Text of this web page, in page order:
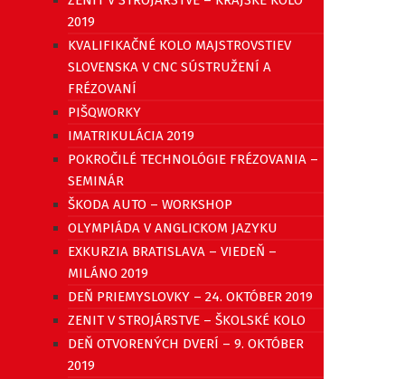
2019
KVALIFIKAČNÉ KOLO MAJSTROVSTIEV
SLOVENSKA V CNC SÚSTRUŽENÍ A
FRÉZOVANÍ
PIŠQWORKY
IMATRIKULÁCIA 2019
POKROČILÉ TECHNOLÓGIE FRÉZOVANIA –
SEMINÁR
ŠKODA AUTO – WORKSHOP
OLYMPIÁDA V ANGLICKOM JAZYKU
EXKURZIA BRATISLAVA – VIEDEŇ –
MILÁNO 2019
DEŇ PRIEMYSLOVKY – 24. OKTÓBER 2019
ZENIT V STROJÁRSTVE – ŠKOLSKÉ KOLO
DEŇ OTVORENÝCH DVERÍ – 9. OKTÓBER
2019